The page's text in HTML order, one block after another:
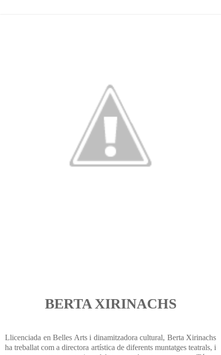
BERTA XIRINACHS
Llicenciada en Belles Arts i dinamitzadora cultural, Berta Xirinachs
ha treballat com a directora artística de diferents muntatges teatrals, i